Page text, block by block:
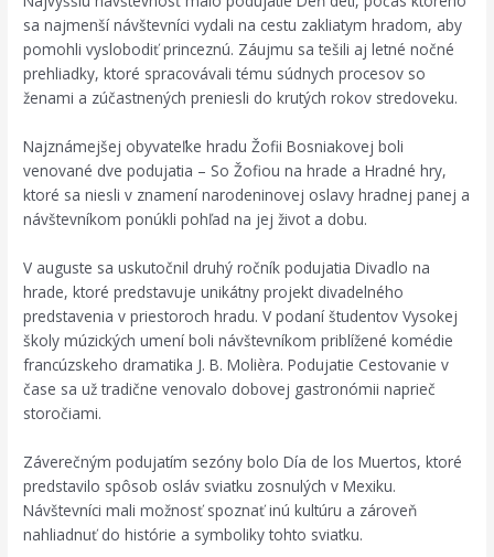
sa najmenší návštevníci vydali na cestu zakliatym hradom, aby
pomohli vyslobodiť princeznú. Záujmu sa tešili aj letné nočné
prehliadky, ktoré spracovávali tému súdnych procesov so
ženami a zúčastnených preniesli do krutých rokov stredoveku.
Najznámejšej obyvateľke hradu Žofii Bosniakovej boli
venované dve podujatia – So Žofiou na hrade a Hradné hry,
ktoré sa niesli v znamení narodeninovej oslavy hradnej panej a
návštevníkom ponúkli pohľad na jej život a dobu.
V auguste sa uskutočnil druhý ročník podujatia Divadlo na
hrade, ktoré predstavuje unikátny projekt divadelného
predstavenia v priestoroch hradu. V podaní študentov Vysokej
školy múzických umení boli návštevníkom priblížené komédie
francúzskeho dramatika J. B. Molièra. Podujatie Cestovanie v
čase sa už tradične venovalo dobovej gastronómii naprieč
storočiami.
Záverečným podujatím sezóny bolo Día de los Muertos, ktoré
predstavilo spôsob osláv sviatku zosnulých v Mexiku.
Návštevníci mali možnosť spoznať inú kultúru a zároveň
nahliadnuť do histórie a symboliky tohto sviatku.